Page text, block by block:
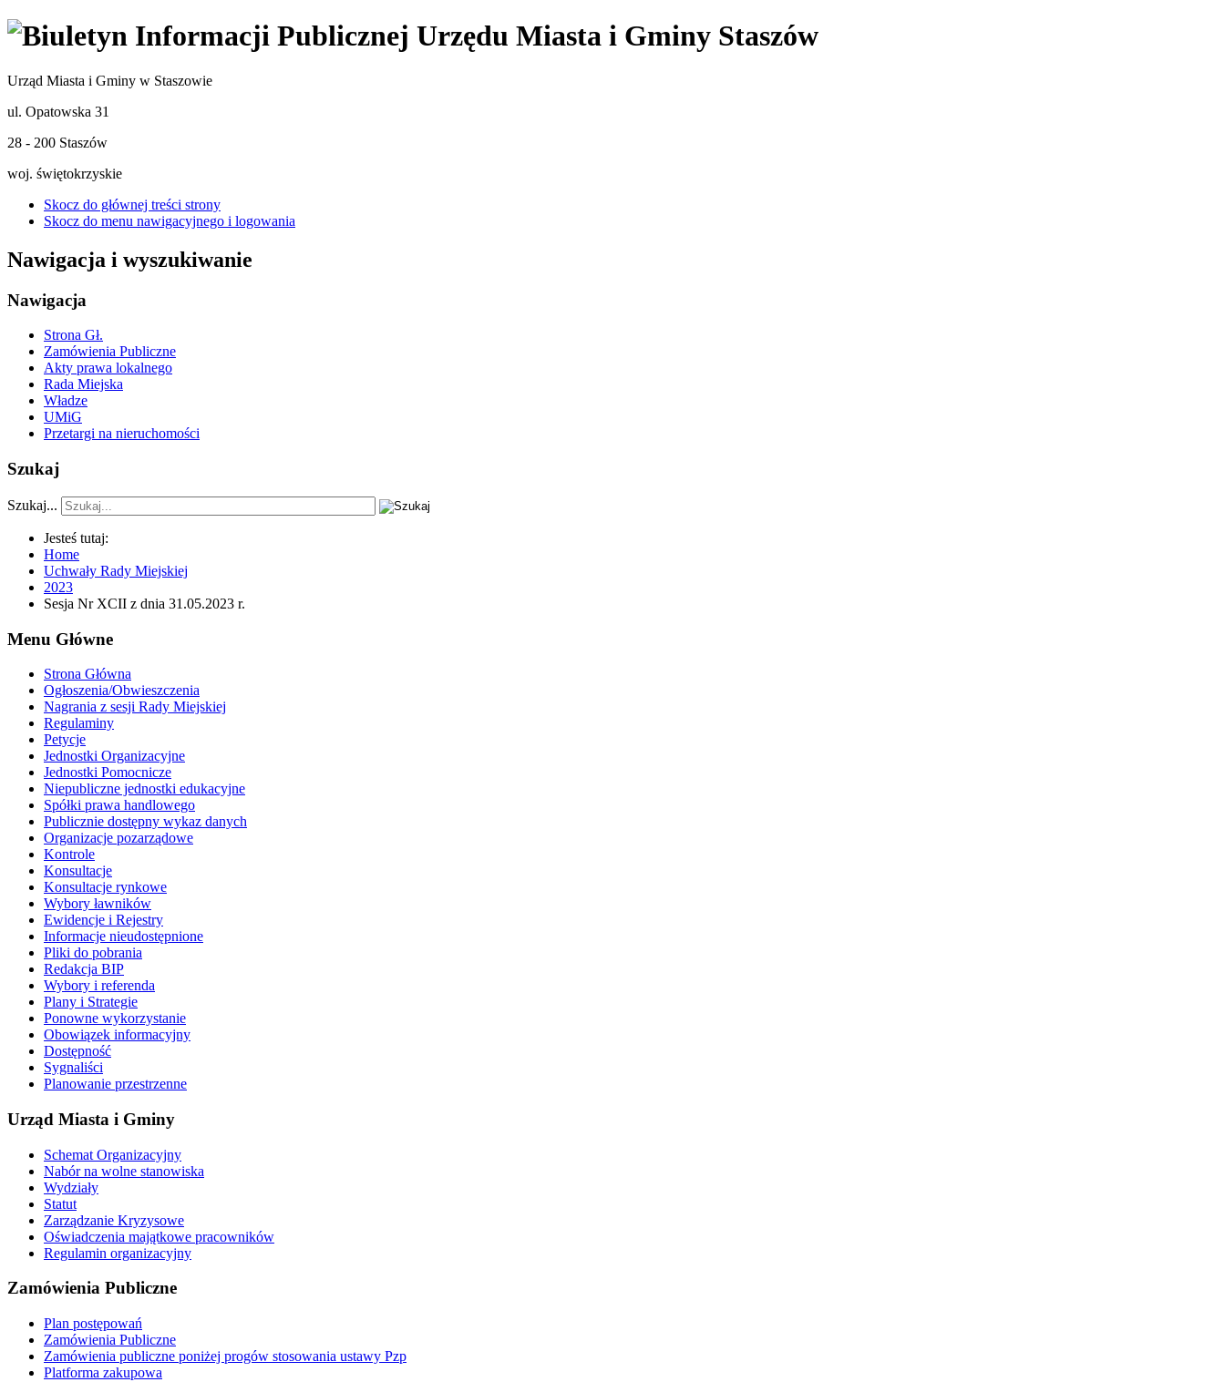
Urząd Miasta i Gminy w Staszowie
ul. Opatowska 31
28 - 200 Staszów
woj. świętokrzyskie
Skocz do głównej treści strony
Skocz do menu nawigacyjnego i logowania
Nawigacja i wyszukiwanie
Nawigacja
Strona Gł.
Zamówienia Publiczne
Akty prawa lokalnego
Rada Miejska
Władze
UMiG
Przetargi na nieruchomości
Szukaj
Szukaj...
Jesteś tutaj:
Home
Uchwały Rady Miejskiej
2023
Sesja Nr XCII z dnia 31.05.2023 r.
Menu Główne
Strona Główna
Ogłoszenia/Obwieszczenia
Nagrania z sesji Rady Miejskiej
Regulaminy
Petycje
Jednostki Organizacyjne
Jednostki Pomocnicze
Niepubliczne jednostki edukacyjne
Spółki prawa handlowego
Publicznie dostępny wykaz danych
Organizacje pozarządowe
Kontrole
Konsultacje
Konsultacje rynkowe
Wybory ławników
Ewidencje i Rejestry
Informacje nieudostępnione
Pliki do pobrania
Redakcja BIP
Wybory i referenda
Plany i Strategie
Ponowne wykorzystanie
Obowiązek informacyjny
Dostępność
Sygnaliści
Planowanie przestrzenne
Urząd Miasta i Gminy
Schemat Organizacyjny
Nabór na wolne stanowiska
Wydziały
Statut
Zarządzanie Kryzysowe
Oświadczenia majątkowe pracowników
Regulamin organizacyjny
Zamówienia Publiczne
Plan postępowań
Zamówienia Publiczne
Zamówienia publiczne poniżej progów stosowania ustawy Pzp
Platforma zakupowa